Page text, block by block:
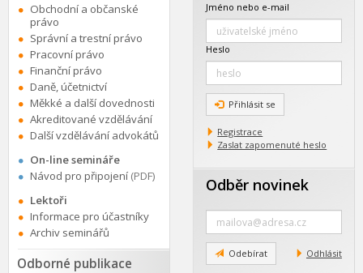
Obchodní a občanské
právo
Správní a trestní právo
Pracovní právo
Finanční právo
Daně, účetnictví
Měkké a další dovednosti
Akreditované vzdělávání
Další vzdělávání advokátů
On-line semináře
Návod pro připojení (PDF)
Lektoři
Informace pro účastníky
Archiv seminářů
Odborné publikace
Jméno nebo e-mail
Heslo
Přihlásit se
Registrace
Zaslat zapomenuté heslo
Odběr novinek
Zadejte
mail
Odebírat Odhlásit